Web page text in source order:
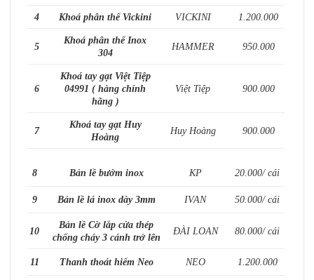
4 Khoá phân thể Vickini VICKINI 1.200.000
5
Khoá phân thể Inox
304
HAMMER 950.000
6
Khoá tay gạt Việt Tiệp
04991 ( hàng chính
hãng )
Việt Tiệp 900.000
7
Khoá tay gạt Huy
Hoàng
Huy Hoàng 900.000
8 Bản lề bướm inox KP 20.000/ cái
9 Bản lề lá inox dày 3mm IVAN 50.000/ cái
10
Bản lề Cờ lắp cửa thép
chống cháy 3 cánh trở lên
ĐÀI LOAN 80.000/ cái
11 Thanh thoát hiểm Neo NEO 1.200.000